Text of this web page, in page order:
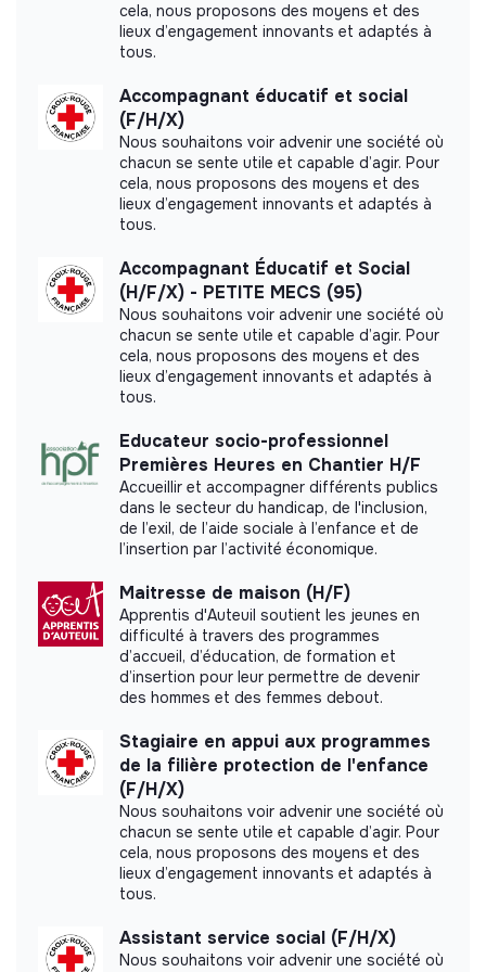
récurrentes et des problématiques (besoins
critiques, protection, risques pour la sécurité) et les
signaler proactivement au responsable/coordinateur.
Proposer des ajustements et des améliorations aux
activités/à la stratégie de travail social, en fonction
du suivi et de l'évaluation des activités, aux niveaux
individuels, institutionnel et communautaire.
Veiller à ce que les données, statistiques et dossiers
soient collectés en temps opportun et conservés
données, aux directives éthiques de MSF et aux
normes légales.
Consolider les données relatives aux activités de
travail social et contribuer à l’élaboration de rapports
réguliers sur ces activités et sur la protection des
personnes.
supports de travail social aux besoins du projet, en
collaboration avec le coordinateur/référent
concerné. • En étroite collaboration avec le service
des ressources humaines, participer aux processus
RH associés (recrute-ment, formation, intégration,
évaluation, détection des potentiels,
accompagnement, développement et
communication interne).
Les responsabilités sont organisées ci-dessous selon
les « piliers/niveaux » du travail social (individuel,
structure et communauté). « Responsabilités
spécifiques à la section/au contexte MSF » : à
adapter selon la stratégie du projet, qui peut
privilégier un ou deux piliers, voire les trois.
1/ Gestion de cas (individuelle)
En collaboration avec le PMR et l’équipe
pluridisciplinaire, et en tenant compte des retours
des patient.es, contribuer à la mise en place et au
et de filières d'orientation fonctionnel, notamment
par la participation aux réunions de groupe et le
du contrat, les candidats doivent déjà disposer d'une
autorisation de travail en France (citoyen de l'Union
travailler sur le sol français.
More information
Between 250 and 2000
employees
Impact study
Médecins sans Frontières France did not yet
communicate its impact measurement.
This structure did not communicate to us the
labels or certifications that it was able to obtain.
Documents
Did not yet add a transparency document.
cela, nous proposons des moyens et des
lieux d’engagement innovants et adaptés à
tous.
Accompagnant éducatif et social
(F/H/X)
Nous souhaitons voir advenir une société où
chacun se sente utile et capable d’agir. Pour
cela, nous proposons des moyens et des
lieux d’engagement innovants et adaptés à
tous.
Accompagnant Éducatif et Social
(H/F/X) - PETITE MECS (95)
Nous souhaitons voir advenir une société où
chacun se sente utile et capable d’agir. Pour
cela, nous proposons des moyens et des
lieux d’engagement innovants et adaptés à
tous.
Educateur socio-professionnel
Premières Heures en Chantier H/F
Accueillir et accompagner différents publics
dans le secteur du handicap, de l'inclusion,
de l’exil, de l’aide sociale à l’enfance et de
l’insertion par l’activité économique.
Maitresse de maison (H/F)
Apprentis d'Auteuil soutient les jeunes en
difficulté à travers des programmes
d’accueil, d’éducation, de formation et
d’insertion pour leur permettre de devenir
des hommes et des femmes debout.
Stagiaire en appui aux programmes
de la filière protection de l'enfance
(F/H/X)
Nous souhaitons voir advenir une société où
chacun se sente utile et capable d’agir. Pour
cela, nous proposons des moyens et des
lieux d’engagement innovants et adaptés à
tous.
Assistant service social (F/H/X)
Nous souhaitons voir advenir une société où